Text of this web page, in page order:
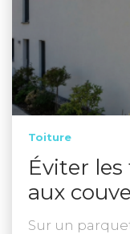
Toiture
Éviter
aux
Sur un